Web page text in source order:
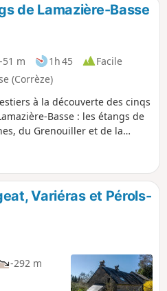
de Lamazière-Basse
-51 m 1h 45
Facile
(Corrèze)
à la découverte des cinqs
Basse : les étangs de
du Grenouiller et de la
Variéras et Pérols-
-292 m